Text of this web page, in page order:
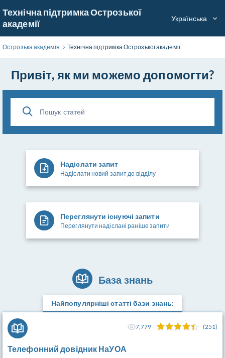
до
основного
вмісту
Технічна підтримка Острозької
академії
Українська
Острозька академія Технічна підтримка Острозької академії
Привіт, як ми можемо допомогти?
Надіслати запит
Надіслати новий запит до відділу
Переглянути існуючі запити
Переглянути надіслані раніше запити
База знань
Найпопулярніші статті бази знань:
Телефонний довідник НаУОА
7,779 (251)